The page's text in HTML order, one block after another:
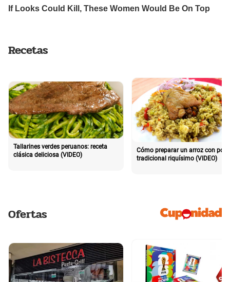
Recetas
Tallarines verdes peruanos: receta
clásica deliciosa (VIDEO)
Cómo preparar un arroz con pollo
tradicional riquísimo (VIDEO)
Ofertas